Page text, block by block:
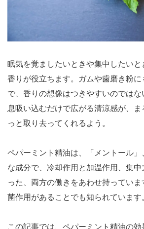
眠気を覚ましたいときや集中したい
香りが役立ちます。ガムや歯磨き粉
で、香りの想像はつきやすいのではな
息吸い込むだけで広がる清涼感が、
っと取り去ってくれるよう。
ペパーミント精油は、「メントール
な成分で、冷却作用と加温作用、集
った、両方の働きをあわせ持ってい
菌作用があることでも知られていま
この記事では、ペパーミント精油の